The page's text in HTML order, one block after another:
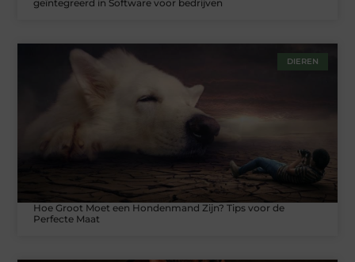
geïntegreerd in Software voor bedrijven
DIEREN
Hoe Groot Moet een Hondenmand Zijn? Tips voor de
Perfecte Maat